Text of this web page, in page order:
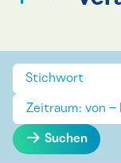
Suchen